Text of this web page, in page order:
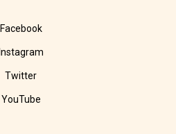
Facebook
Instagram
Twitter
YouTube